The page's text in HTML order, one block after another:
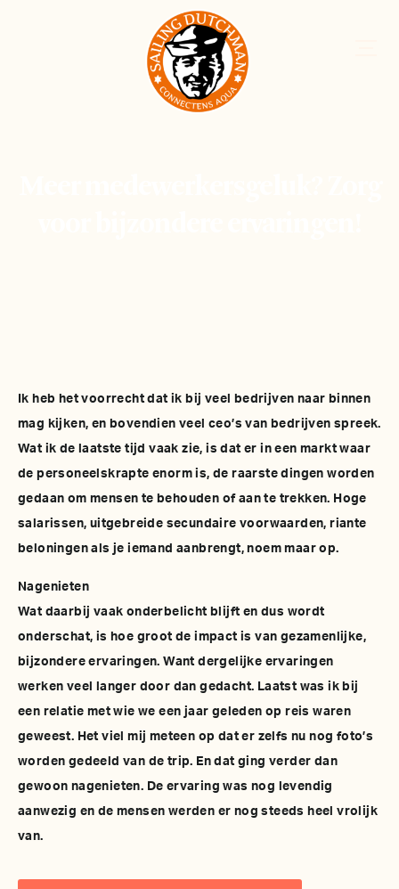
Ik heb het voorrecht dat ik bij veel bedrijven naar binnen
mag kijken, en bovendien veel ceo’s van bedrijven spreek.
Wat ik de laatste tijd vaak zie, is dat er in een markt waar
de personeelskrapte enorm is, de raarste dingen worden
gedaan om mensen te behouden of aan te trekken. Hoge
salarissen, uitgebreide secundaire voorwaarden, riante
beloningen als je iemand aanbrengt, noem maar op.
Nagenieten
Wat daarbij vaak onderbelicht blijft en dus wordt
onderschat, is hoe groot de impact is van gezamenlijke,
bijzondere ervaringen. Want dergelijke ervaringen
werken veel langer door dan gedacht. Laatst was ik bij
een relatie met wie we een jaar geleden op reis waren
geweest. Het viel mij meteen op dat er zelfs nu nog foto’s
worden gedeeld van de trip. En dat ging verder dan
gewoon nagenieten. De ervaring was nog levendig
aanwezig en de mensen werden er nog steeds heel vrolijk
van.